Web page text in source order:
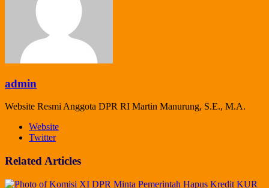
admin
Website Resmi Anggota DPR RI Martin Manurung, S.E., M.A.
Website
Twitter
Related Articles